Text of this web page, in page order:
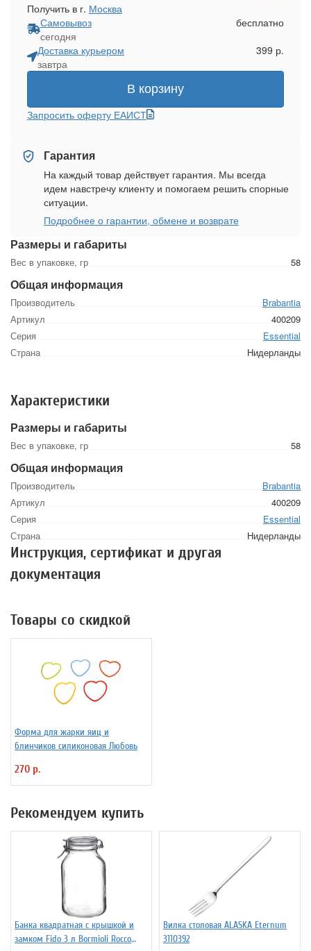
Размеры и габариты
Вес в упаковке, гр 58
Общая информация
Производитель
Brabantia
Артикул
400209
Серия
Essential
Страна
Нидерланды
Получить в г. Москва
Самовывоз
сегодня
бесплатно
Доставка курьером
завтра
399 р.
В корзину
Запросить оферту ЕАИСТ
Гарантия
На каждый товар действует гарантия. Мы всегда
идем навстречу клиенту и помогаем решить спорные
ситуации.
Подробнее о гарантии, обмене и возврате
Характеристики
Размеры и габариты
Вес в упаковке, гр 58
Общая информация
Производитель
Brabantia
Артикул
400209
Серия
Essential
Страна
Нидерланды
Инструкция, сертификат и другая
документация
Товары со скидкой
Форма для жарки яиц и
блинчиков силиконовая Любовь
270 р.
Рекомендуем купить
Банка квадратная с крышкой и
замком Fido 3 л Bormioli Rocco
Вилка столовая ALASKA Eternum
3110392